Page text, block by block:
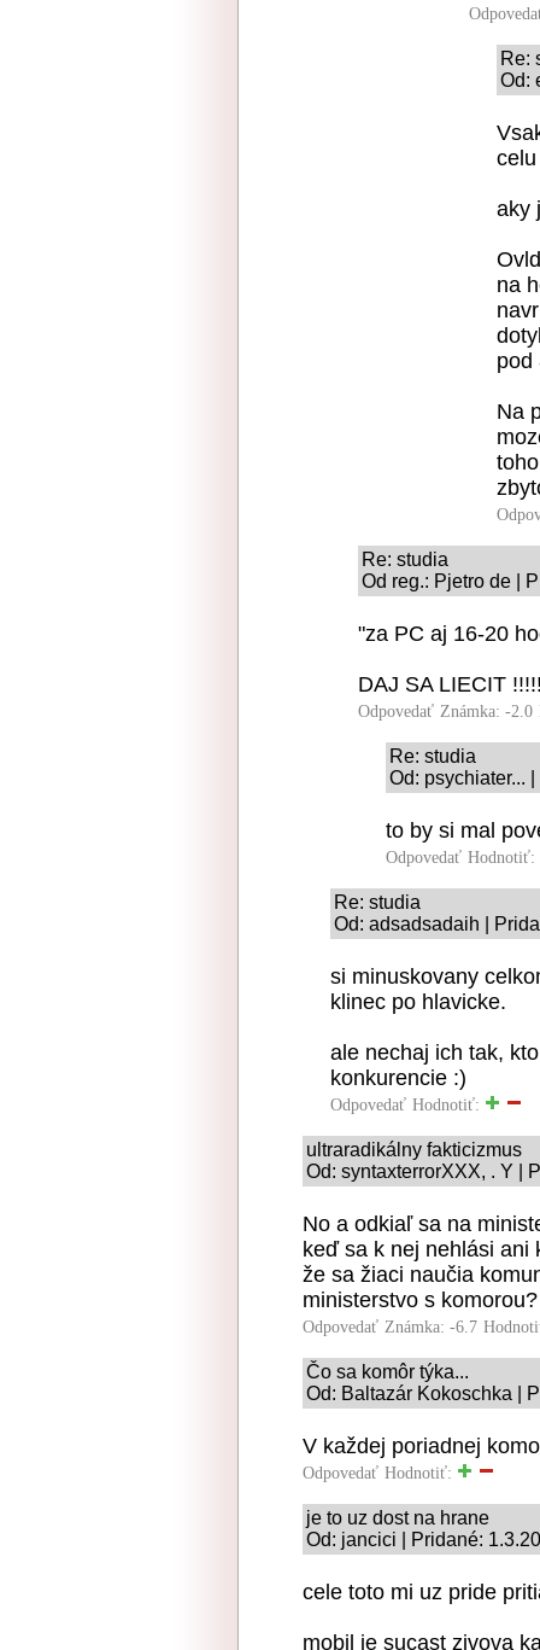
Re:
Od:
aky
na
pod
Na
Re: studia
Od reg.: Pjetro de |
"za PC aj 16-20
DAJ SA LIECIT
Odpovedať Známka: -2.0
Re: studia
Od: psychiater...
to by si mal
Odpovedať Hodnotiť:
Re: studia
Od: adsadsadaih |
si minuskovany
klinec po hlavicke.
ale nechaj ich tak,
konkurencie :)
Odpovedať Hodnotiť:
ultraradikálny fakticizmus
Od: syntaxterrorXXX, . Y |
No a odkiaľ sa na
keď sa k nej nehlási
že sa žiaci naučia
ministerstvo s
Odpovedať Známka: -6.7
Čo sa komôr týka...
Od: Baltazár Kokoschka |
V každej poriadnej
Odpovedať Hodnotiť:
je to uz dost na hrane
Od: jancici | Pridané:
cele toto mi uz pride
mobil je sucast zivova